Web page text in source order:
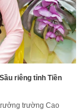
riêng tỉnh Tiền
trường Cao